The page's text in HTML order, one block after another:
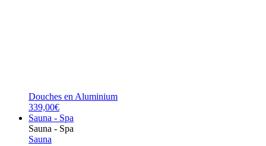
Douches en Aluminium
339,00€
Sauna - Spa
Sauna - Spa
Sauna